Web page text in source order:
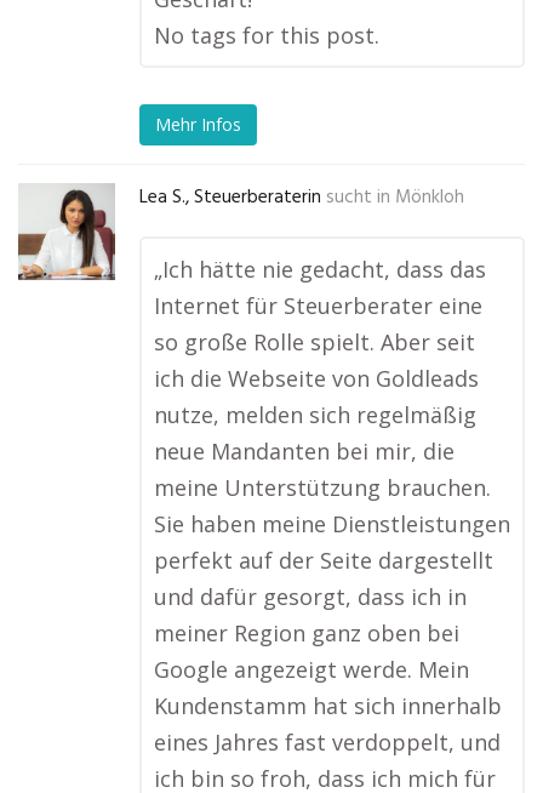
No tags for this post.
Mehr Infos
Lea S., Steuerberaterin sucht in Mönkloh
„Ich hätte nie gedacht, dass das
Internet für Steuerberater eine
so große Rolle spielt. Aber seit
ich die Webseite von Goldleads
nutze, melden sich regelmäßig
neue Mandanten bei mir, die
meine Unterstützung brauchen.
Sie haben meine Dienstleistungen
perfekt auf der Seite dargestellt
und dafür gesorgt, dass ich in
meiner Region ganz oben bei
Google angezeigt werde. Mein
Kundenstamm hat sich innerhalb
eines Jahres fast verdoppelt, und
ich bin so froh, dass ich mich für